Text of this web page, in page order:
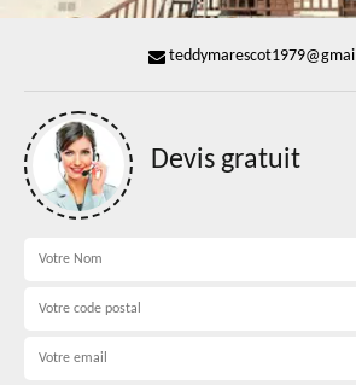
Devis gratuit